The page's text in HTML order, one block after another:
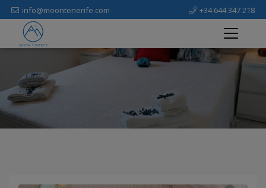
info@moontenerife.com +34 644 347 218